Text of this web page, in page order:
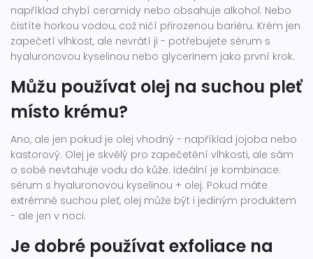
například chybí ceramidy nebo obsahuje alkohol. Nebo
čistíte horkou vodou, což ničí přirozenou bariéru. Krém jen
zapečetí vlhkost, ale nevrátí ji - potřebujete sérum s
hyaluronovou kyselinou nebo glycerinem jako první krok.
Můžu používat olej na suchou pleť
místo krému?
Ano, ale jen pokud je olej vhodný - například jojoba nebo
kastorový. Olej je skvělý pro zapečetění vlhkosti, ale sám
o sobě nevtahuje vodu do kůže. Ideální je kombinace:
sérum s hyaluronovou kyselinou + olej. Pokud máte
extrémně suchou pleť, olej může být i jediným produktem
- ale jen v noci.
Je dobré používat exfoliace na